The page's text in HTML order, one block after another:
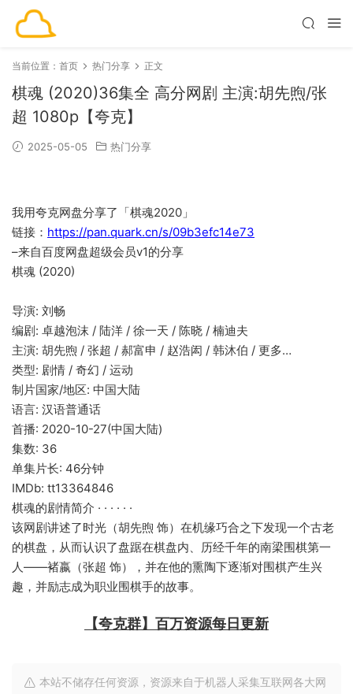
当前位置： 首页 热门分享 正文
棋魂 (2020)36集全 高分网剧 主演:胡先煦/张
超 1080p【夸克】
2025-05-05 热门分享
我用夸克网盘分享了「棋魂2020」
链接： https://pan.quark.cn/s/09b3efc14e73
–来自百度网盘超级会员v1的分享
棋魂 (2020)
导演: 刘畅
编剧: 卓越泡沫 / 陆洋 / 徐一天 / 陈晓 / 楠迪夫
主演: 胡先煦 / 张超 / 郝富申 / 赵浩闳 / 韩沐伯 / 更多…
类型: 剧情 / 奇幻 / 运动
制片国家/地区: 中国大陆
语言: 汉语普通话
首播: 2020-10-27(中国大陆)
集数: 36
单集片长: 46分钟
IMDb: tt13364846
棋魂的剧情简介 · · · · · ·
该网剧讲述了时光（胡先煦 饰）在机缘巧合之下发现一个古老
的棋盘，从而认识了盘踞在棋盘内、历经千年的南梁围棋第一
人——褚嬴（张超 饰），并在他的熏陶下逐渐对围棋产生兴
趣，并励志成为职业围棋手的故事。
【夸克群】百万资源每日更新
本站不储存任何资源，资源来自于机器人采集互联网各大网